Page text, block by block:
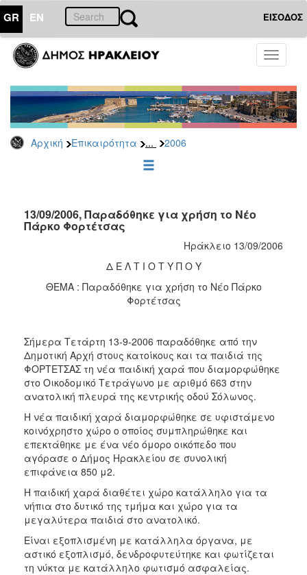
GR EN ΕΙΣΟΔΟΣ
Toggle
Αρχική Επικαιρότητα ... 2006
ΕΠΙΚΑΙΡΟΤΗΤΑ
Τύπου
Αρχείο
2026
2025
2022
2021
2018
2016
2015
2013
2012
2011
2010
2006
ΔΗΜΟΤΗΣ
ΕΠΙΣΚΕΠΤΗΣ
13/09/2006, Παραδόθηκε για χρήση το Νέο
Πάρκο Φορτέτσας
Ηράκλειο 13/09/2006
Δ Ε Λ Τ Ι Ο Τ Υ Π Ο Υ
ΘΕΜΑ : Παραδόθηκε για χρήση το Νέο Πάρκο
Φορτέτσας
Σήμερα Τετάρτη 13-9-2006 παραδόθηκε από την
Δημοτική Αρχή στους κατοίκους και τα παιδιά της
ΦΟΡΤΕΤΣΑΣ τη νέα παιδική χαρά που διαμορφώθηκε
στο Οικοδομικό Τετράγωνο με αριθμό 663 στην
ανατολική πλευρά της κεντρικής οδού Σόλωνος.
Η νέα παιδική χαρά διαμορφώθηκε σε υφιστάμενο
κοινόχρηστο χώρο ο οποίος συμπληρώθηκε και
επεκτάθηκε με ένα νέο όμορο οικόπεδο που
αγόρασε ο Δήμος Ηρακλείου σε συνολική
επιφάνεια 850 μ2.
Η παιδική χαρά διαθέτει χώρο κατάλληλο για τα
νήπια στο δυτικό της τμήμα και χώρο για τα
μεγαλύτερα παιδιά στο ανατολικό.
Είναι εξοπλισμένη με κατάλληλα όργανα, με
αστικό εξοπλισμό, δενδροφυτεύτηκε και φωτίζεται
τη νύκτα με κατάλληλο φωτισμό ασφαλείας.